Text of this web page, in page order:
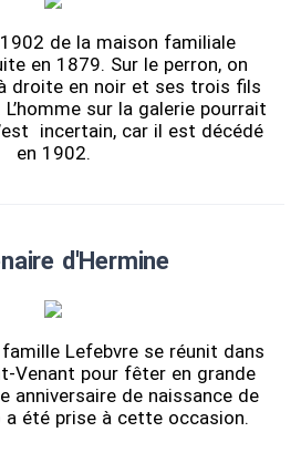
de la maison familiale
en 1879. Sur le perron, on
droite en noir et ses trois fils
sur la galerie pourrait
incertain, car il est décédé
en 1902.
d'Hermine
Lefebvre se réunit dans
Venant pour fêter en grande
anniversaire de naissance de
a été prise à cette occasion.